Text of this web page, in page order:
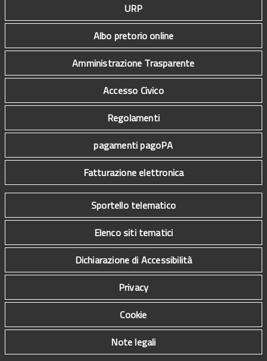
URP
Albo pretorio online
Amministrazione Trasparente
Accesso Civico
Regolamenti
pagamenti pagoPA
Fatturazione elettronica
Sportello telematico
Elenco siti tematici
Dichiarazione di Accessibilità
Privacy
Cookie
Note legali